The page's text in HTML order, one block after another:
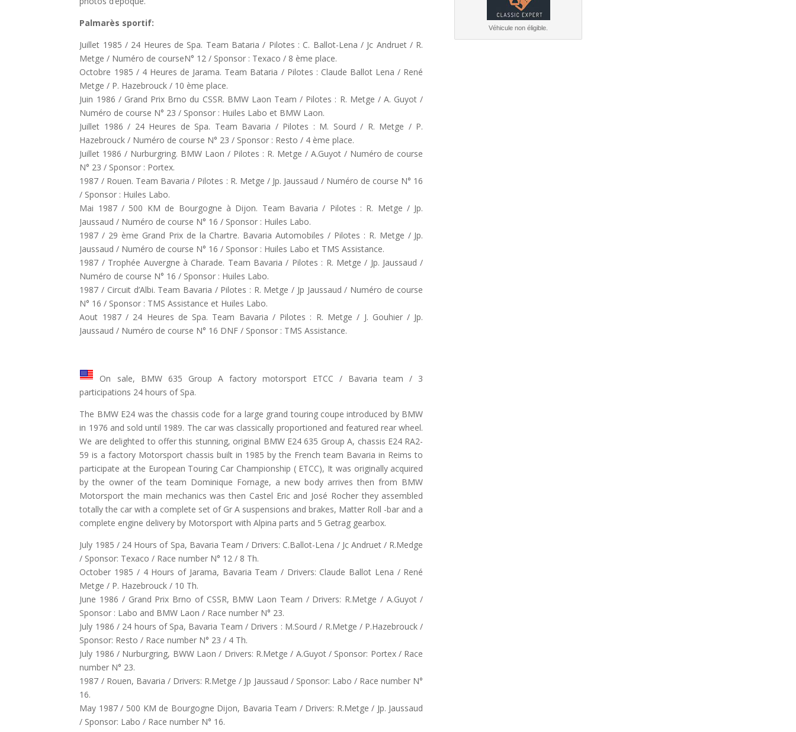
Palmarès sportif:
Juillet 1985 / 24 Heures de Spa. Team Bataria / Pilotes : C. Ballot-Lena / Jc Andruet / R.
Metge / Numéro de courseN° 12 / Sponsor : Texaco / 8 ème place.
Octobre 1985 / 4 Heures de Jarama. Team Bataria / Pilotes : Claude Ballot Lena / René
Metge / P. Hazebrouck / 10 ème place.
Juin 1986 / Grand Prix Brno du CSSR. BMW Laon Team / Pilotes : R. Metge / A. Guyot /
Numéro de course N° 23 / Sponsor : Huiles Labo et BMW Laon.
Juillet 1986 / 24 Heures de Spa. Team Bavaria / Pilotes : M. Sourd / R. Metge / P.
Hazebrouck / Numéro de course N° 23 / Sponsor : Resto / 4 ème place.
Juillet 1986 / Nurburgring. BMW Laon / Pilotes : R. Metge / A.Guyot / Numéro de course
N° 23 / Sponsor : Portex.
1987 / Rouen. Team Bavaria / Pilotes : R. Metge / Jp. Jaussaud / Numéro de course N° 16
/ Sponsor : Huiles Labo.
Mai 1987 / 500 KM de Bourgogne à Dijon. Team Bavaria / Pilotes : R. Metge / Jp.
Jaussaud / Numéro de course N° 16 / Sponsor : Huiles Labo.
1987 / 29 ème Grand Prix de la Chartre. Bavaria Automobiles / Pilotes : R. Metge / Jp.
Jaussaud / Numéro de course N° 16 / Sponsor : Huiles Labo et TMS Assistance.
1987 / Trophée Auvergne à Charade. Team Bavaria / Pilotes : R. Metge / Jp. Jaussaud /
Numéro de course N° 16 / Sponsor : Huiles Labo.
1987 / Circuit d’Albi. Team Bavaria / Pilotes : R. Metge / Jp Jaussaud / Numéro de course
N° 16 / Sponsor : TMS Assistance et Huiles Labo.
Aout 1987 / 24 Heures de Spa. Team Bavaria / Pilotes : R. Metge / J. Gouhier / Jp.
Jaussaud / Numéro de course N° 16 DNF / Sponsor : TMS Assistance.
On sale, BMW 635 Group A factory motorsport ETCC / Bavaria team / 3
participations 24 hours of Spa.
The BMW E24 was the chassis code for a large grand touring coupe introduced by BMW
in 1976 and sold until 1989. The car was classically proportioned and featured rear wheel.
We are delighted to offer this stunning, original BMW E24 635 Group A, chassis E24 RA2-
59 is a factory Motorsport chassis built in 1985 by the French team Bavaria in Reims to
participate at the European Touring Car Championship ( ETCC), It was originally acquired
by the owner of the team Dominique Fornage, a new body arrives then from BMW
Motorsport the main mechanics was then Castel Eric and José Rocher they assembled
totally the car with a complete set of Gr A suspensions and brakes, Matter Roll -bar and a
complete engine delivery by Motorsport with Alpina parts and 5 Getrag gearbox.
July 1985 / 24 Hours of Spa, Bavaria Team / Drivers: C.Ballot-Lena / Jc Andruet / R.Medge
/ Sponsor: Texaco / Race number N° 12 / 8 Th.
October 1985 / 4 Hours of Jarama, Bavaria Team / Drivers: Claude Ballot Lena / René
Metge / P. Hazebrouck / 10 Th.
June 1986 / Grand Prix Brno of CSSR, BMW Laon Team / Drivers: R.Metge / A.Guyot /
Sponsor : Labo and BMW Laon / Race number N° 23.
July 1986 / 24 hours of Spa, Bavaria Team / Drivers : M.Sourd / R.Metge / P.Hazebrouck /
Sponsor: Resto / Race number N° 23 / 4 Th.
July 1986 / Nurburgring, BWW Laon / Drivers: R.Metge / A.Guyot / Sponsor: Portex / Race
number N° 23.
1987 / Rouen, Bavaria / Drivers: R.Metge / Jp Jaussaud / Sponsor: Labo / Race number N°
16.
May 1987 / 500 KM de Bourgogne Dijon, Bavaria Team / Drivers: R.Metge / Jp. Jaussaud
/ Sponsor: Labo / Race number N° 16.
Véhicule non éligible.